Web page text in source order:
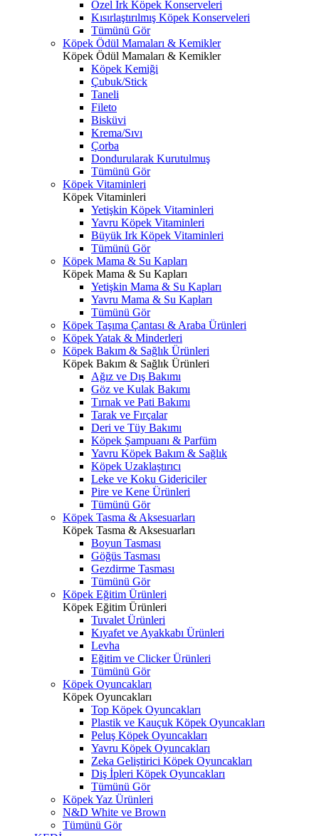
Özel Irk Köpek Konserveleri
Kısırlaştırılmış Köpek Konserveleri
Tümünü Gör
Köpek Ödül Mamaları & Kemikler
Köpek Ödül Mamaları & Kemikler
Köpek Kemiği
Çubuk/Stick
Taneli
Fileto
Bisküvi
Krema/Sıvı
Çorba
Dondurularak Kurutulmuş
Tümünü Gör
Köpek Vitaminleri
Köpek Vitaminleri
Yetişkin Köpek Vitaminleri
Yavru Köpek Vitaminleri
Büyük Irk Köpek Vitaminleri
Tümünü Gör
Köpek Mama & Su Kapları
Köpek Mama & Su Kapları
Yetişkin Mama & Su Kapları
Yavru Mama & Su Kapları
Tümünü Gör
Köpek Taşıma Çantası & Araba Ürünleri
Köpek Yatak & Minderleri
Köpek Bakım & Sağlık Ürünleri
Köpek Bakım & Sağlık Ürünleri
Ağız ve Dış Bakımı
Göz ve Kulak Bakımı
Tırnak ve Pati Bakımı
Tarak ve Fırçalar
Deri ve Tüy Bakımı
Köpek Şampuanı & Parfüm
Yavru Köpek Bakım & Sağlık
Köpek Uzaklaştırıcı
Leke ve Koku Gidericiler
Pire ve Kene Ürünleri
Tümünü Gör
Köpek Tasma & Aksesuarları
Köpek Tasma & Aksesuarları
Boyun Tasması
Göğüs Tasması
Gezdirme Tasması
Tümünü Gör
Köpek Eğitim Ürünleri
Köpek Eğitim Ürünleri
Tuvalet Ürünleri
Kıyafet ve Ayakkabı Ürünleri
Levha
Eğitim ve Clicker Ürünleri
Tümünü Gör
Köpek Oyuncakları
Köpek Oyuncakları
Top Köpek Oyuncakları
Plastik ve Kauçuk Köpek Oyuncakları
Peluş Köpek Oyuncakları
Yavru Köpek Oyuncakları
Zeka Geliştirici Köpek Oyuncakları
Diş İpleri Köpek Oyuncakları
Tümünü Gör
Köpek Yaz Ürünleri
N&D White ve Brown
Tümünü Gör